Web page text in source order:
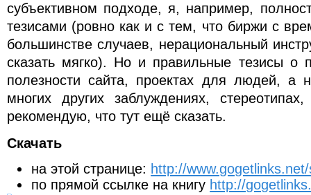
субъективном подходе, я, например,
тезисами (ровно как и с тем, что биржи с
большинстве случаев, нерациональный
сказать мягко). Но и правильные тезисы о
полезности сайта, проектах для людей, а
многих других заблуждениях,
рекомендую, что тут ещё сказать.
Скачать
на этой странице: http://
по прямой ссылке на книгу http://